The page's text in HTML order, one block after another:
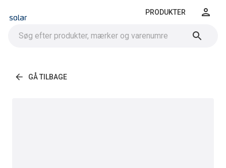
PRODUKTER
GÅ TILBAGE